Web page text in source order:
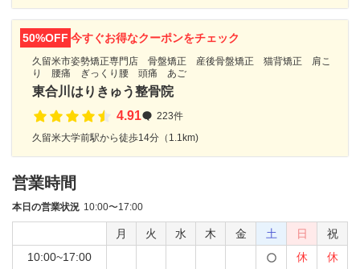
50%OFF 今すぐお得なクーポンをチェック
久留米市姿勢矯正専門店 骨盤矯正 産後骨盤矯正 猫背矯正 肩こ
り 腰痛 ぎっくり腰 頭痛 あご
東合川はりきゅう整骨院
4.91
223件
久留米大学前駅から徒歩14分（1.1km)
営業時間
本日の営業状況 10:00〜17:00
月 火 水 木 金 土 日
祝
10:00~17:00
休 休